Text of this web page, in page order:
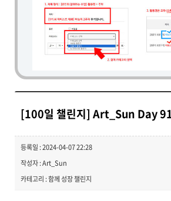
[100일 챌린지] Art_Sun Day
등록일 : 2024-04-07 22:28
작성자 : Art_Sun
카테고리 : 함께 성장 챌린지